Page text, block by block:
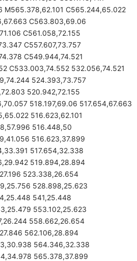
C565.244,65.022
C563.803,69.06
C561.058,72.155
C557.607,73.757
C549.944,74.521
C533.003,74.552 532.056,74.521
524.393,73.757
520.942,72.155
518.197,69.06 517.654,67.663
516.623,62.101
516.448,50
516.623,37.899
517.654,32.338
519.894,28.894
523.338,26.654
528.898,25.623
541,25.448
553.102,25.623
558.662,26.654
562.106,28.894
564.346,32.338
565.378,37.899